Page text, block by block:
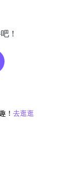
！
！ 去逛逛